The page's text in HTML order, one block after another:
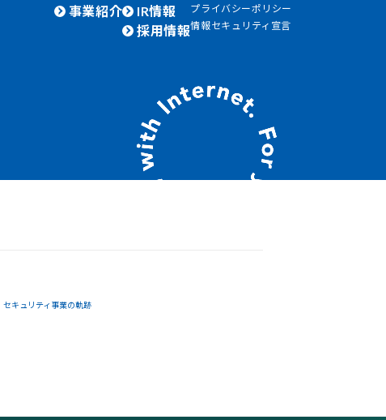
事業紹介
IR情報
採用情報
プライバシーポリシー
情報セキュリティ宣言
セキュリティ事業の軌跡